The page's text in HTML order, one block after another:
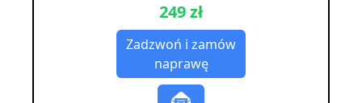
249 zł
Zadzwoń i zamów
naprawę